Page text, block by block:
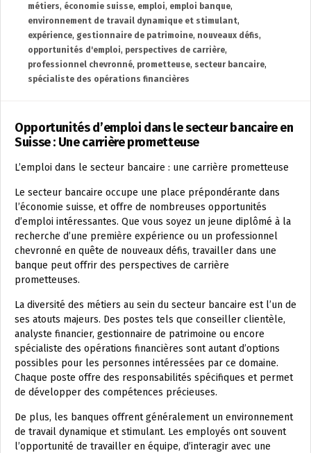
métiers, économie suisse, emploi, emploi banque,
environnement de travail dynamique et stimulant,
expérience, gestionnaire de patrimoine, nouveaux défis,
opportunités d'emploi, perspectives de carrière,
professionnel chevronné, prometteuse, secteur bancaire,
spécialiste des opérations financières
Opportunités d’emploi dans le secteur bancaire en
Suisse : Une carrière prometteuse
L’emploi dans le secteur bancaire : une carrière prometteuse
Le secteur bancaire occupe une place prépondérante dans
l’économie suisse, et offre de nombreuses opportunités
d’emploi intéressantes. Que vous soyez un jeune diplômé à la
recherche d’une première expérience ou un professionnel
chevronné en quête de nouveaux défis, travailler dans une
banque peut offrir des perspectives de carrière
prometteuses.
La diversité des métiers au sein du secteur bancaire est l’un de
ses atouts majeurs. Des postes tels que conseiller clientèle,
analyste financier, gestionnaire de patrimoine ou encore
spécialiste des opérations financières sont autant d’options
possibles pour les personnes intéressées par ce domaine.
Chaque poste offre des responsabilités spécifiques et permet
de développer des compétences précieuses.
De plus, les banques offrent généralement un environnement
de travail dynamique et stimulant. Les employés ont souvent
l’opportunité de travailler en équipe, d’interagir avec une